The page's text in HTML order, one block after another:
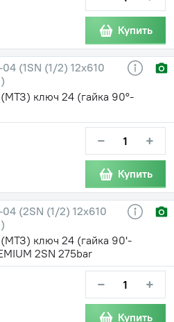
Купить
(1SN (1/2) 12х610
ключ 24 (гайка 90°-
− +
Купить
(2SN (1/2) 12х610
ключ 24 (гайка 90'-
2SN 275bar
− +
Купить